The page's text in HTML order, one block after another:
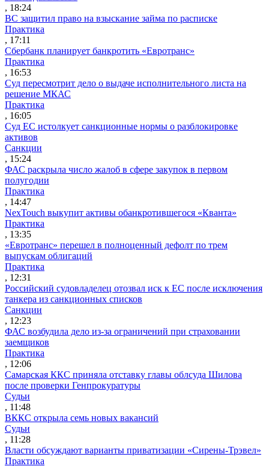
, 18:24
ВС защитил право на взыскание займа по расписке
Практика
, 17:11
Сбербанк планирует банкротить «Евротранс»
Практика
, 16:53
Суд пересмотрит дело о выдаче исполнительного листа на
решение МКАС
Практика
, 16:05
Суд ЕС истолкует санкционные нормы о разблокировке
активов
Санкции
, 15:24
ФАС раскрыла число жалоб в сфере закупок в первом
полугодии
Практика
, 14:47
NexTouch выкупит активы обанкротившегося «Кванта»
Практика
, 13:35
«Евротранс» перешел в полноценный дефолт по трем
выпускам облигаций
Практика
, 12:31
Российский судовладелец отозвал иск к ЕС после исключения
танкера из санкционных списков
Санкции
, 12:23
ФАС возбудила дело из-за ограничений при страховании
заемщиков
Практика
, 12:06
Самарская ККС приняла отставку главы облсуда Шилова
после проверки Генпрокуратуры
Судьи
, 11:48
ВККС открыла семь новых вакансий
Судьи
, 11:28
Власти обсуждают варианты приватизации «Сирены-Трэвел»
Практика